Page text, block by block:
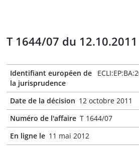
T 1644/07 du 12.10.2011
Identifiant européen de
la jurisprudence
Date de la décision 12 octobre 2011
Numéro de l'affaire T 1644/07
En ligne le 11 mai 2012